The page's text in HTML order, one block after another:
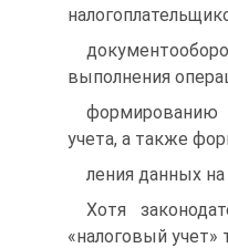
выполнения
формированию
учета, а также
ления данных
Хотя
«налоговый учет»